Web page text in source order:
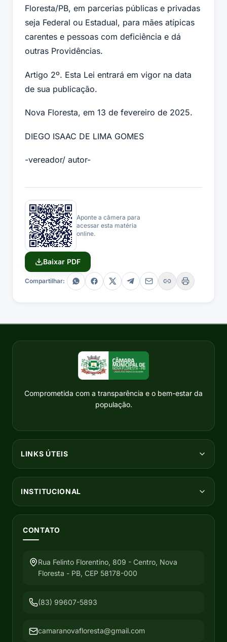
Floresta/PB, em parcerias públicas e privadas
seja Federal ou Estadual, para mães atípicas
carentes e pessoas com deficiência e dá
outras Providências.
Artigo 2º. Esta Lei entrará em vigor na data
de sua publicação.
Nova Floresta, em 13 de fevereiro de 2025.
DIEGO ISAAC DE LIMA GOMES
-vereador/ autor-
Aponte a câmera para
acessar esta matéria
online.
Baixar PDF
Compartilhar:
Comprometida com a transparência e o bem-estar da
população.
LINKS ÚTEIS
INSTITUCIONAL
CONTATO
Rua Felinto Florentino, 809 - Centro, Nova
Floresta - PB, CEP 58178-000
(83) 99607-5893
camaranovafloresta@gmail.com